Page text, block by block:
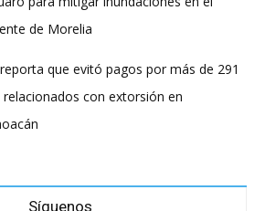
de Morelia
reporta que evitó pagos por más de 291
relacionados con extorsión en
Síguenos